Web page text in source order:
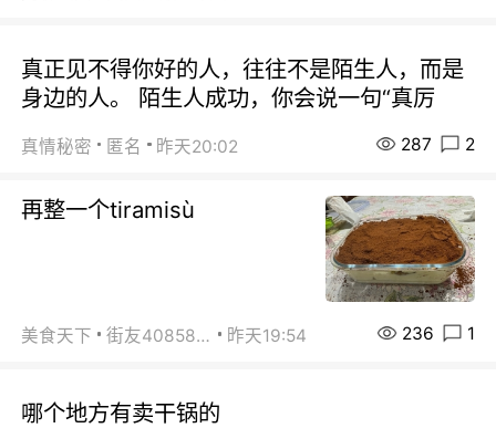
真正见不得你好的人，往往不是陌生人，而是
身边的人。 陌生人成功，你会说一句“真厉
真情秘密 匿名 昨天20:02 287 2
再整一个tiramisù
美食天下 街友40858442 昨天19:54 236 1
哪个地方有卖干锅的